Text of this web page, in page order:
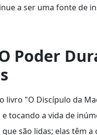
a ser uma fonte de
Poder
livro "O Discípulo da
tocando a vida de
são lidas; elas têm